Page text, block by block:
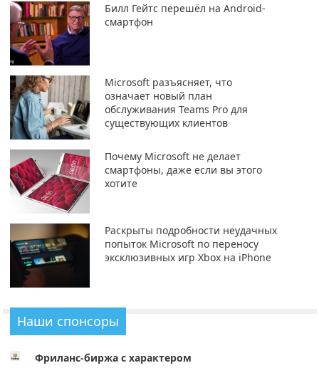
Билл Гейтс перешёл на Android-
смартфон
Microsoft разъясняет, что
означает новый план
обслуживания Teams Pro для
существующих клиентов
Почему Microsoft не делает
смартфоны, даже если вы этого
хотите
Раскрыты подробности неудачных
попыток Microsoft по переносу
эксклюзивных игр Xbox на iPhone
Наши спонсоры
Фриланс-биржа с характером